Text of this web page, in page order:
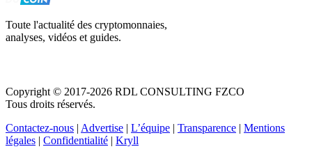
Toute l'actualité des cryptomonnaies,
analyses, vidéos et guides.
Copyright © 2017-2026 RDL CONSULTING FZCO
Tous droits réservés.
Contactez-nous | Advertise | L’équipe | Transparence | Mentions
légales | Confidentialité | Kryll